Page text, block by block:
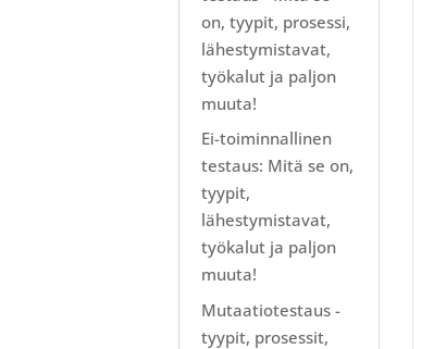
on, tyypit, prosessi,
lähestymistavat,
työkalut ja paljon
muuta!
Ei-toiminnallinen
testaus: Mitä se on,
tyypit,
lähestymistavat,
työkalut ja paljon
muuta!
Mutaatiotestaus -
tyypit, prosessit,